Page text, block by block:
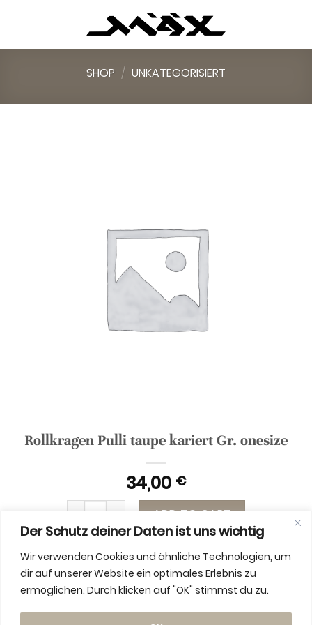
Der Schutz deiner Daten ist uns wichtig
Wir verwenden Cookies und ähnliche Technologien, um
dir auf unserer Website ein optimales Erlebnis zu
ermöglichen. Durch klicken auf "OK" stimmst du zu.
SHOP / UNKATEGORISIERT
Rollkragen Pulli taupe kariert Gr. onesize
34,00 €
Rollkragen Pulli taupe kariert Gr. onesize
ADD TO CART
ADDITIONAL INFORMATION